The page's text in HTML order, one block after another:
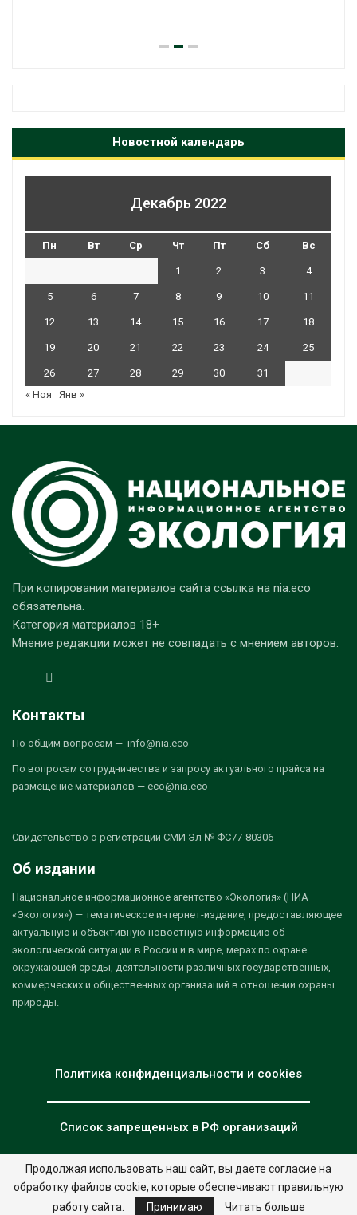
Новостной календарь
Декабрь 2022
Пн Вт Ср Чт Пт Сб Вс
1 2 3 4
5 6 7 8 9 10 11
12 13 14 15 16 17 18
19 20 21 22 23 24 25
26 27 28 29 30
31
« Ноя
Янв »
При копировании материалов сайта ссылка на nia.eco
обязательна.
Категория материалов 18+
Мнение редакции может не совпадать с мнением авторов.
Контакты
По общим вопросам — info@nia.eco
По вопросам сотрудничества и запросу актуального прайса на
размещение материалов — eco@nia.eco
Свидетельство о регистрации СМИ Эл № ФС77-80306
Об издании
Национальное информационное агентство «Экология» (НИА
«Экология») — тематическое интернет-издание, предоставляющее
актуальную и объективную новостную информацию об
экологической ситуации в России и в мире, мерах по охране
окружающей среды, деятельности различных государственных,
коммерческих и общественных организаций в отношении охраны
природы.
Политика конфиденциальности и cookies
Список запрещенных в РФ организаций
© 2026 - НИА "Экология". Все права защищены. Дизайн:nia.eco
Продолжая использовать наш сайт, вы даете согласие на
обработку файлов cookie, которые обеспечивают правильную
работу сайта.
Принимаю Читать больше